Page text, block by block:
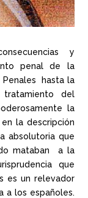
y
penal de la
Penales hasta la
tratamiento del
la
la descripción
absolutoria que
mataban a la
que
es un relevador
a los españoles.